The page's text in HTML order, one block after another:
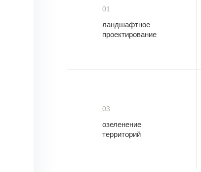
01
ландшафтное
проектирование
03
озеленение
территорий